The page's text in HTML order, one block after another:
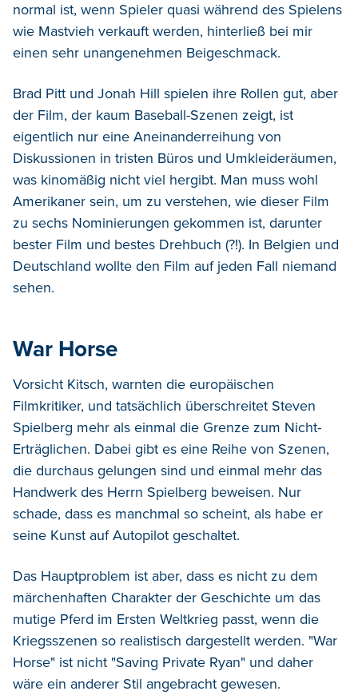
normal ist, wenn Spieler quasi während des Spielens
wie Mastvieh verkauft werden, hinterließ bei mir
einen sehr unangenehmen Beigeschmack.
Brad Pitt und Jonah Hill spielen ihre Rollen gut, aber
der Film, der kaum Baseball-Szenen zeigt, ist
eigentlich nur eine Aneinanderreihung von
Diskussionen in tristen Büros und Umkleideräumen,
was kinomäßig nicht viel hergibt. Man muss wohl
Amerikaner sein, um zu verstehen, wie dieser Film
zu sechs Nominierungen gekommen ist, darunter
bester Film und bestes Drehbuch (?!). In Belgien und
Deutschland wollte den Film auf jeden Fall niemand
sehen.
War Horse
Vorsicht Kitsch, warnten die europäischen
Filmkritiker, und tatsächlich überschreitet Steven
Spielberg mehr als einmal die Grenze zum Nicht-
Erträglichen. Dabei gibt es eine Reihe von Szenen,
die durchaus gelungen sind und einmal mehr das
Handwerk des Herrn Spielberg beweisen. Nur
schade, dass es manchmal so scheint, als habe er
seine Kunst auf Autopilot geschaltet.
Das Hauptproblem ist aber, dass es nicht zu dem
märchenhaften Charakter der Geschichte um das
mutige Pferd im Ersten Weltkrieg passt, wenn die
Kriegsszenen so realistisch dargestellt werden. "War
Horse" ist nicht "Saving Private Ryan" und daher
wäre ein anderer Stil angebracht gewesen.